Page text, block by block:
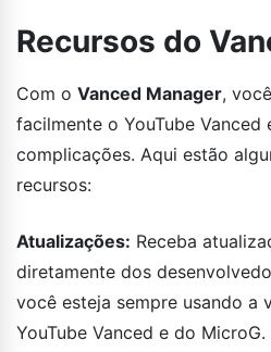
Recursos do
Com o Vanced Manager,
facilmente o YouTube Vanced
complicações. Aqui estão
recursos:
Atualizações: Receba
diretamente dos
você esteja sempre usando a
YouTube Vanced e do MicroG.